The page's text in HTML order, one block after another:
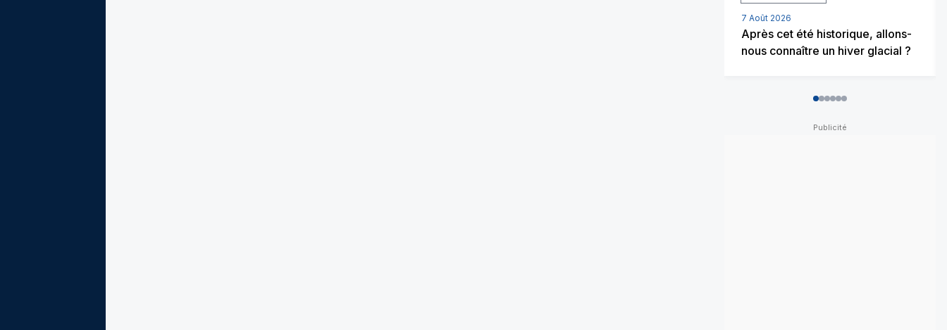
7 Août 2026
Après cet été historique, allons-
nous connaître un hiver glacial ?
012345